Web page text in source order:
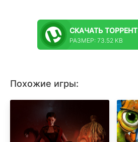
СКАЧАТЬ ТОРРЕНТ
РАЗМЕР: 73.52 KB
Похожие игры: